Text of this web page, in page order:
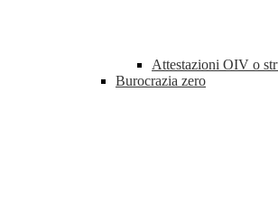
Attestazioni OIV o
Burocrazia zero